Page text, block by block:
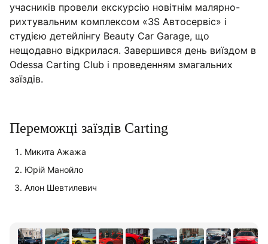
учасників провели екскурсію новітнім малярно-
рихтувальним комплексом «3S Автосервіс» і
студією детейлінгу Beauty Car Garage, що
нещодавно відкрилася. Завершився день виїздом в
Odessa Carting Club і проведенням змагальних
заїздів.
Переможці заїздів Carting
Микита Ажажа
Юрій Манойло
Алон Шевтилевич